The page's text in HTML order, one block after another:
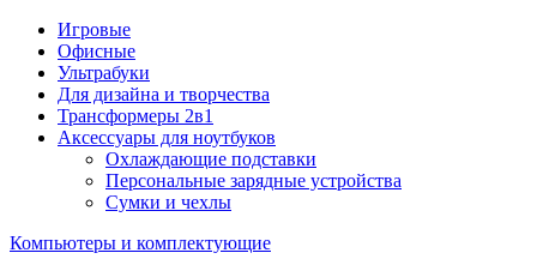
Игровые
Офисные
Ультрабуки
Для дизайна и творчества
Трансформеры 2в1
Аксессуары для ноутбуков
Охлаждающие подставки
Персональные зарядные устройства
Сумки и чехлы
Компьютеры и комплектующие